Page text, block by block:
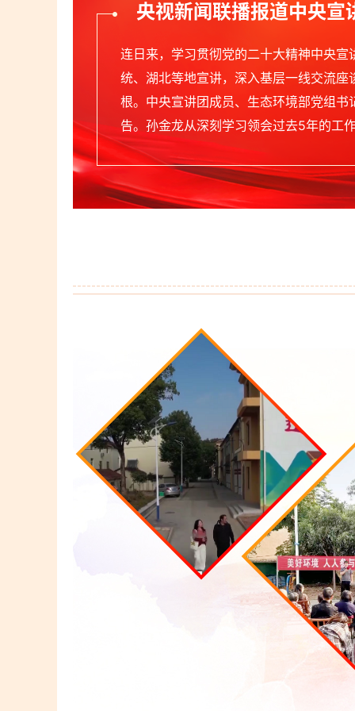
央视新闻联播报道中央宣
连日来，学习贯彻党的二十大精神中央
统、湖北等地宣讲，深入基层一线交流
根。中央宣讲团成员、生态环境部党组
告。孙金龙从深刻学习领会过去5年的工